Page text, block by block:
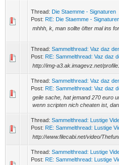
Thread: Die Staemme - Signaturen
Post: RE: Die Staemme -
mhhh, k, man sollte öfter mal ins
Thread: Sammelthread: Vaz daz
Post: RE: Sammelthread: Vaz daz
http://img-a3.ak.imagevz.net/
Thread: Sammelthread: Vaz daz
Post: RE: Sammelthread: Vaz daz
geile sache, hat jemand 270 euro
wenn scripten nich cheaten ist,
Thread: Sammelthread: Lustige
Post: RE: Sammelthread: Lustige
http://www.filecabi.net/video/
Thread: Sammelthread: Lustige
Post: RE: Sammelthread: Lustige